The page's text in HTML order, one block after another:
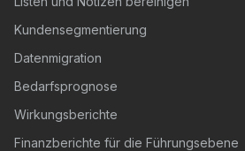
Kundensegmentierung
Datenmigration
Bedarfsprognose
Wirkungsberichte
Finanzberichte für die Führungsebene